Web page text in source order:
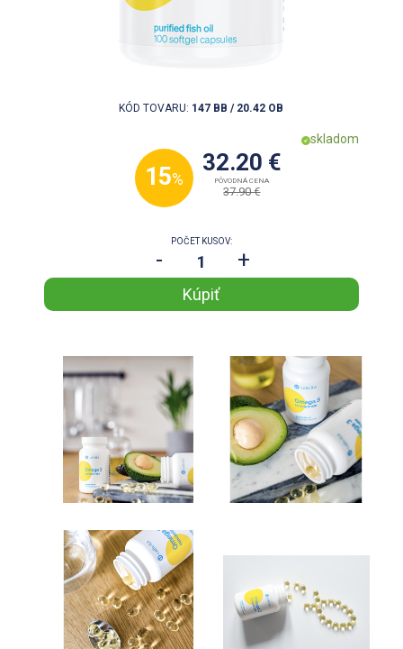
KÓD TOVARU: 147 BB / 20.42 OB
skladom
15%
32.20 €
PÔVODNÁ CENA
37.90 €
POČET KUSOV:
- +